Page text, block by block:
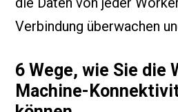
Verbindung überwachen
6 Wege, wie Sie die
Machine-